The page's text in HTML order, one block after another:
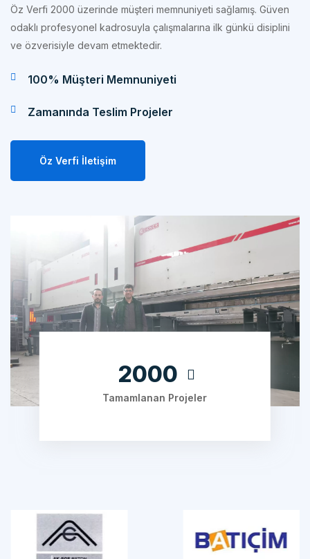
ve özverisiyle devam etmektedir.
100% Müşteri Memnuniyeti
Zamanında Teslim Projeler
Tamamlanan Projeler